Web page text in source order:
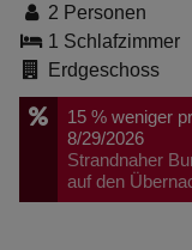
2 Personen
1 Schlafzimmer
Erdgeschoss
15 % weniger
8/29/2026
Strandnaher
auf den